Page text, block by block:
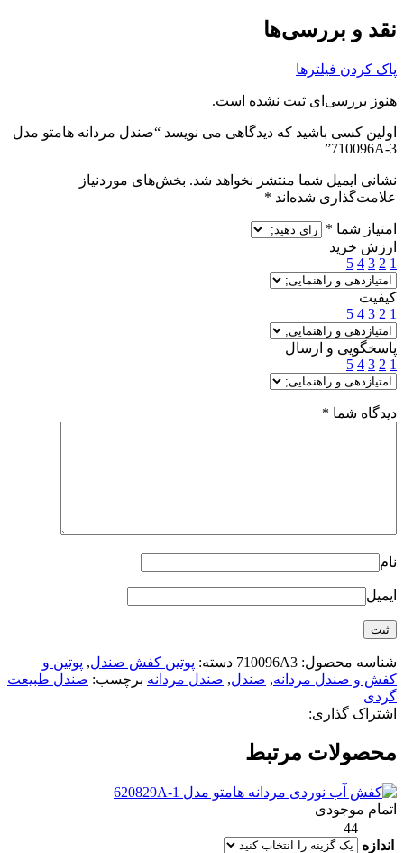
نقد و بررسی‌ها
پاک کردن فیلترها
هنوز بررسی‌ای ثبت نشده است.
اولین کسی باشید که دیدگاهی می نویسد “صندل مردانه هامتو مدل
710096A-3”
نشانی ایمیل شما منتشر نخواهد شد. بخش‌های موردنیاز
علامت‌گذاری شده‌اند *
امتیاز شما *
ارزش خرید
1
2
3
4
5
کیفیت
1
2
3
4
5
پاسخگویی و ارسال
1
2
3
4
5
دیدگاه شما *
نام
ایمیل
شناسه محصول: 710096A3 دسته: پوتین کفش صندل, پوتین و
کفش و صندل مردانه, صندل, صندل مردانه برچسب: صندل طبیعت
گردی
اشتراک گذاری:
محصولات مرتبط
اتمام موجودی
اندازه
44